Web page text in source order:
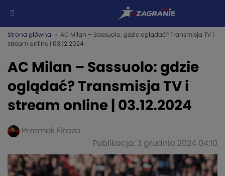
Strona główna » AC Milan – Sassuolo: gdzie oglądać? Transmisja TV i
stream online | 03.12.2024
AC Milan – Sassuolo: gdzie
oglądać? Transmisja TV i
stream online | 03.12.2024
Przemek Firaza
Publikacja: 3 grudnia 2024 04:10